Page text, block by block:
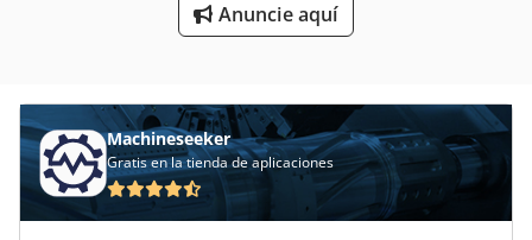
Anuncie aquí
Machineseeker
Gratis en la tienda de aplicaciones